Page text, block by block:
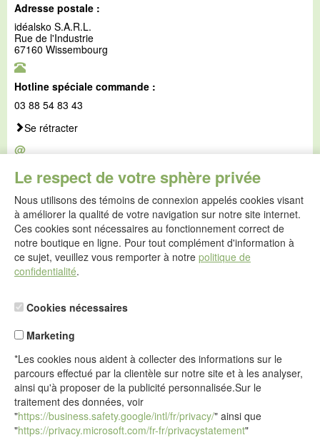
Le respect de votre sphère privée
Nous utilisons des témoins de connexion appelés cookies visant
à améliorer la qualité de votre navigation sur notre site internet.
Ces cookies sont nécessaires au fonctionnement correct de
notre boutique en ligne. Pour tout complément d'information à
ce sujet, veuillez vous remporter à notre politique de
confidentialité.
Cookies nécessaires
Marketing
*Les cookies nous aident à collecter des informations sur le
parcours effectué par la clientèle sur notre site et à les analyser,
ainsi qu'à proposer de la publicité personnalisée.Sur le
traitement des données, voir
"https://business.safety.google/intl/fr/privacy/" ainsi que
"https://privacy.microsoft.com/fr-fr/privacystatement"
Adresse postale :
idéalsko S.A.R.L.
Rue de l'Industrie
67160 Wissembourg
Hotline spéciale commande :
03 88 54 83 43
Se rétracter
@
service@idealsko.fr
@
Formulaire de contact
Aller au formulaire de contact